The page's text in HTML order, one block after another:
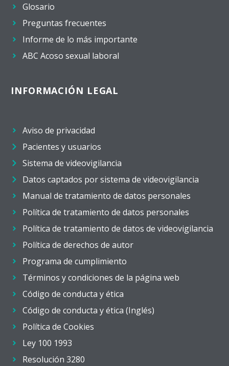
Glosario
Preguntas frecuentes
Informe de lo más importante
ABC Acoso sexual laboral
INFORMACIÓN LEGAL
Aviso de privacidad
Pacientes y usuarios
Sistema de videovigilancia
Datos captados por sistema de videovigilancia
Manual de tratamiento de datos personales
Política de tratamiento de datos personales
Política de tratamiento de datos de videovigilancia
Política de derechos de autor
Programa de cumplimiento
Términos y condiciones de la página web
Código de conducta y ética
Código de conducta y ética (Inglés)
Política de Cookies
Ley 100 1993
Resolución 3280